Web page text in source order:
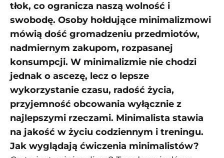
tłok, co ogranicza naszą wolność i
swobodę. Osoby hołdujące minimalizmowi
mówią dość gromadzeniu przedmiotów,
nadmiernym zakupom, rozpasanej
konsumpcji. W minimalizmie nie chodzi
jednak o ascezę, lecz o lepsze
wykorzystanie czasu, radość życia,
przyjemność obcowania wyłącznie z
najlepszymi rzeczami. Minimalista stawia
na jakość w życiu codziennym i treningu.
Jak wyglądają ćwiczenia minimalistów?